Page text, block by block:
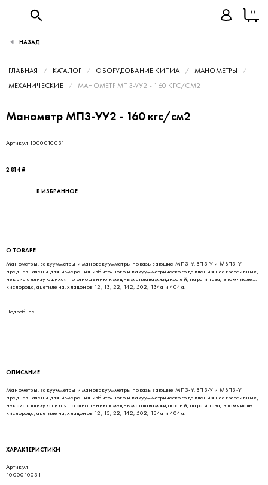
0
ГЛАВНАЯ КАТАЛОГ ОБОРУДОВАНИЕ КИПИА
МАНОМЕТРЫ
МЕХАНИЧЕСКИЕ
МАНОМЕТР МП3-УУ2 - 160 КГС/СМ2
Манометр МП3-УУ2 - 160 кгс/см2
Артикул 1000010031
2 814 ₽
В ИЗБРАННОЕ
О ТОВАРЕ
Манометры, вакуумметры и мановакуумметры показывающие МП3-У, ВП3-У и МВП3-У
предназначены для измерения избыточного и вакуумметрического давления неагрессивных,
некристаллизующихся по отношению к медным сплавам жидкостей, пара и газа, в том числе
кислорода, ацетилена, хладонов 12, 13, 22, 142, 502, 134a и 404а.
Подробнее
ОПИСАНИЕ
Манометры, вакуумметры и мановакуумметры показывающие МП3-У, ВП3-У и МВП3-У
предназначены для измерения избыточного и вакуумметрического давления неагрессивных,
некристаллизующихся по отношению к медным сплавам жидкостей, пара и газа, в том числе
кислорода, ацетилена, хладонов 12, 13, 22, 142, 502, 134a и 404а.
ХАРАКТЕРИСТИКИ
Артикул
1000010031
НАЗАД